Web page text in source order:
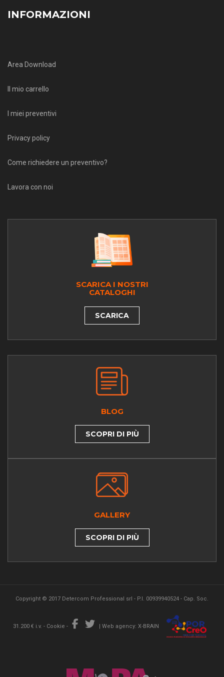
INFORMAZIONI
Area Download
Il mio carrello
I miei preventivi
Privacy policy
Come richiedere un preventivo?
Lavora con noi
SCARICA I NOSTRI
CATALOGHI
SCARICA
BLOG
SCOPRI DI PIÙ
GALLERY
SCOPRI DI PIÙ
Copyright © 2017 Detercom Professional srl - P.I. 00939940524 - Cap. Soc.
31.200 € i.v. - Cookie - | Web agency: X-BRAIN